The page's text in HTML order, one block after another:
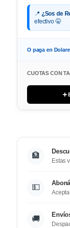
📍 ¿Sos de
efectivo 🤫
O paga en
CUOTAS CON
➕
🏦
Estas
💵
🚚